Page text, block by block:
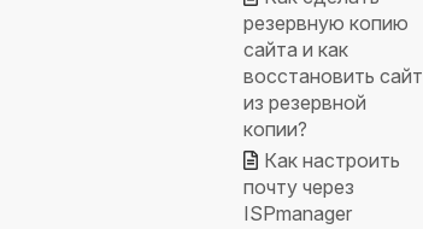
резервную копию
сайта и как
восстановить сайт
из резервной
копии?
Как настроить
почту через
ISPmanager